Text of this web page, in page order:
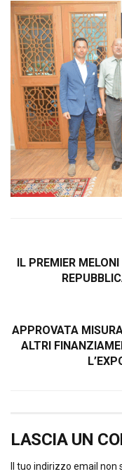
IL PREMIER
APPROVATA
ALTRI
LASCIA UN
Il tuo indirizzo email non